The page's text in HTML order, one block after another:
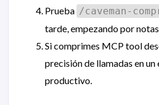
Prueba /caveman-
tarde, empezando por
Si comprimes MCP tool
precisión de llamadas en un
productivo.